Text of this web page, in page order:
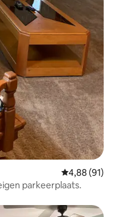
Gemiddelde
4,88 (91)
parkeerplaats.